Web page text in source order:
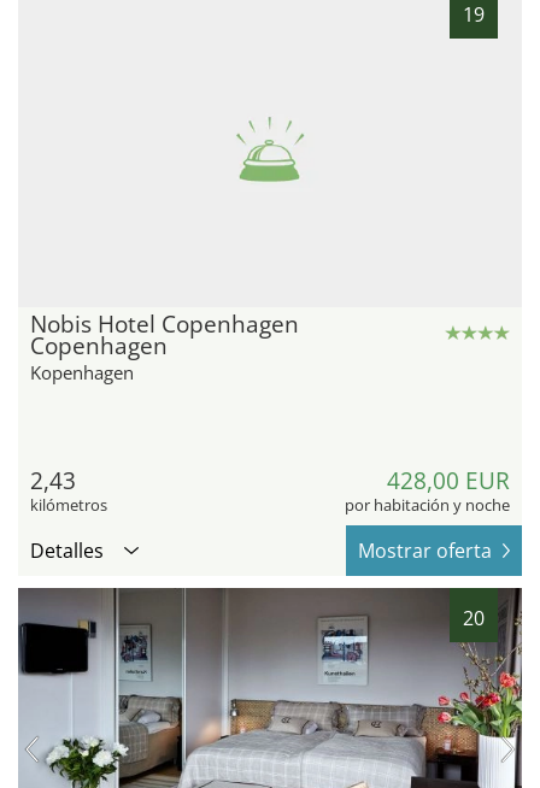
19
Nobis Hotel Copenhagen
Copenhagen
Kopenhagen
2,43
kilómetros
428,00 EUR
por habitación y noche
Detalles Mostrar oferta
20